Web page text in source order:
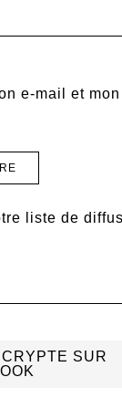
e-mail et
liste de
SUR